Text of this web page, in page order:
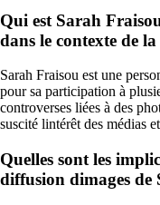
Qui est Sarah
dans le contexte de
Sarah Fraisou est une
pour sa participation à
controverses liées à des
suscité lintérêt des médias
Quelles sont les
diffusion dimages de